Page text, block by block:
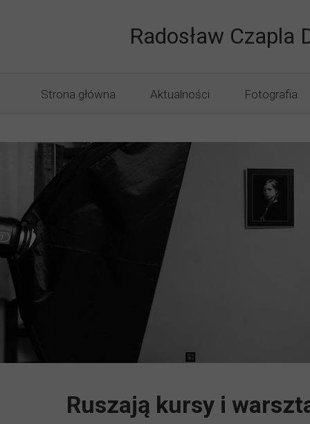
Ruszają kursy i
Radosław
Strona główna Aktualności Fotografia